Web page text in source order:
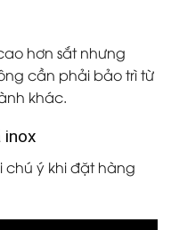
hơn sắt nhưng
cần phải bảo trì từ
khác.
inox
chú ý khi đặt hàng